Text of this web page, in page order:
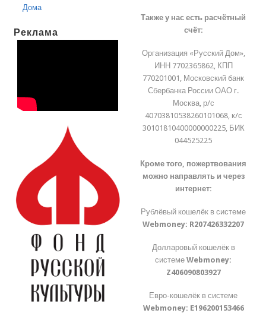
Дома
Реклама
Также у нас есть расчётный
счёт:
Организация «Русский Дом»,
ИНН 7702365862, КПП
770201001, Московский банк
Сбербанка России ОАО г.
Москва, р/с
40703810538260101068, к/с
30101810400000000225, БИК
044525225
Кроме того, пожертвования
можно направлять и через
интернет:
Рублёвый кошелёк в системе
Webmoney: R207426332207
Долларовый кошелёк в
системеWebmoney:
Z406090803927
Евро-кошелёк в системе
Webmoney: E196200153466